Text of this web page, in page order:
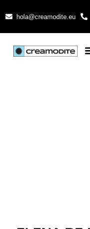
hola@creamodite.eu